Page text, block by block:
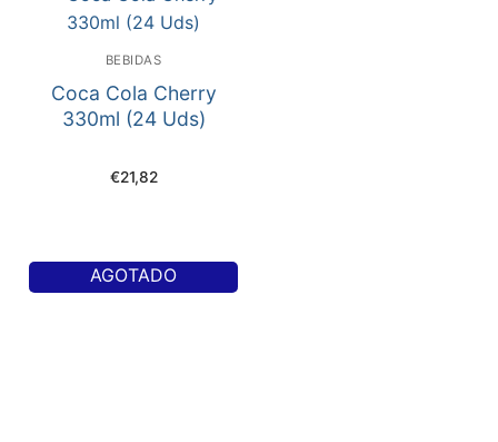
BEBIDAS
Coca Cola Cherry
330ml (24 Uds)
€21,82
AGOTADO